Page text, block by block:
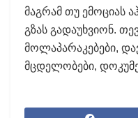
მაგრამ თუ ემოციას
გზას გადაუხვიონ.
მოლაპარაკებები,
მცდელობები,